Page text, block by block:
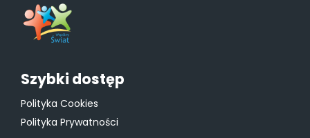
Szybki dostęp
Polityka Cookies
Polityka Prywatności